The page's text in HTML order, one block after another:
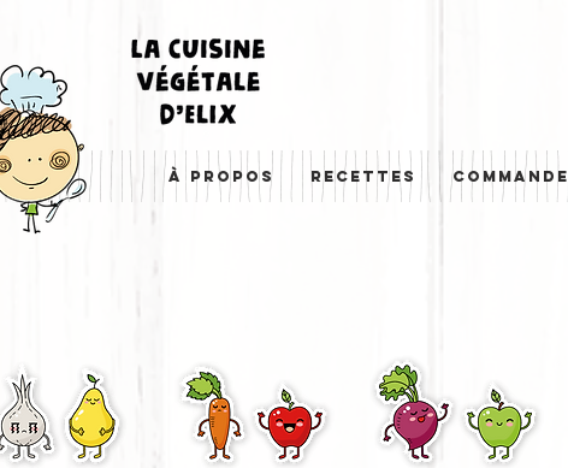
À PROPOS RECETTES COMMANDE